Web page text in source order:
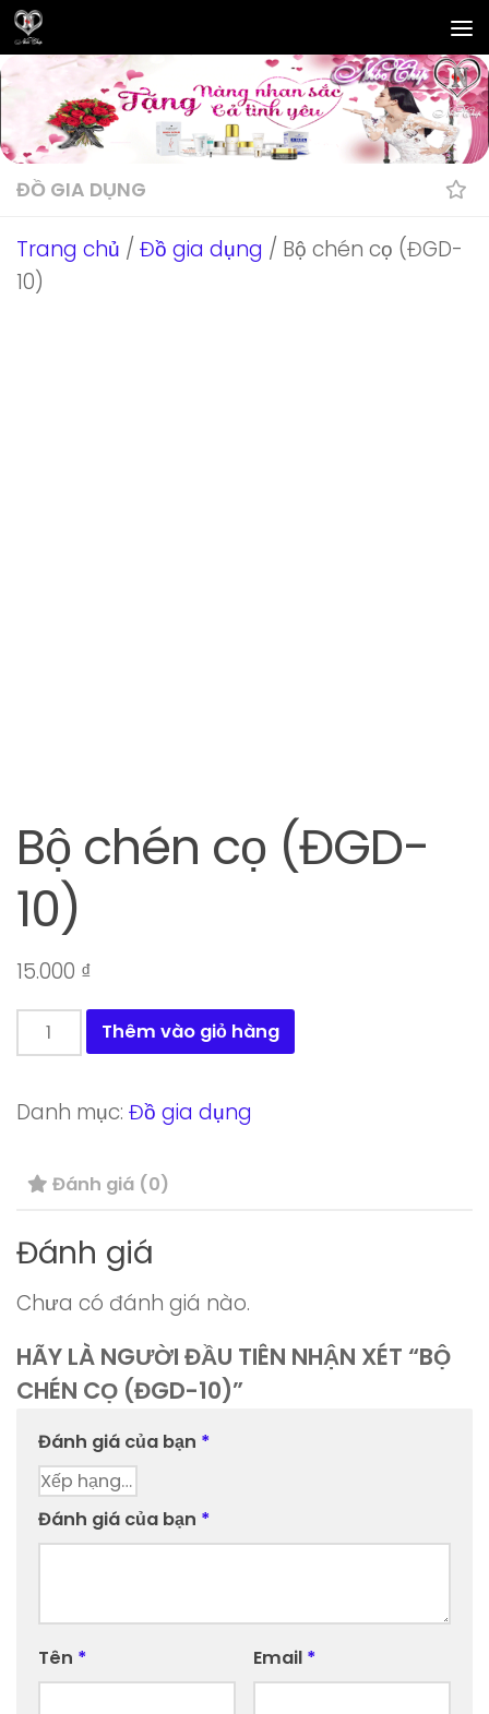
Skip to content
ĐỒ GIA DỤNG
Trang chủ / Đồ gia dụng / Bộ chén cọ (ĐGD-
10)
Bộ chén cọ (ĐGD-
10)
15.000 ₫
chén
(ĐGD-
số
Thêm vào giỏ hàng
Danh mục: Đồ gia dụng
Đánh giá (0)
Đánh giá
Chưa có đánh giá nào.
HÃY LÀ NGƯỜI ĐẦU TIÊN NHẬN XÉT “BỘ
CHÉN CỌ (ĐGD-10)”
Đánh giá của bạn *
Đánh giá của bạn *
Tên * Email *